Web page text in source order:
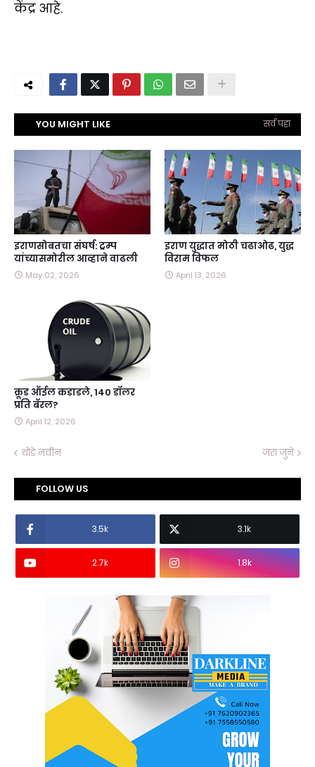
केंद्र आहे.
YOU MIGHT LIKE सर्व पहा
इराणसोबतचा संघर्ष: ट्रम्प
यांच्यासमोरील आव्हाने वाढली
May 02, 2026
इराण युद्धात मोठी चढाओढ, युद्ध
विराम विफल
April 13, 2026
क्रूड ऑईल कडाडले, 140 डॉलर
प्रति बॅरल?
April 12, 2026
थोडे नवीन जरा जुने
FOLLOW US
3.5k 3.1k
2.7k 1.8k